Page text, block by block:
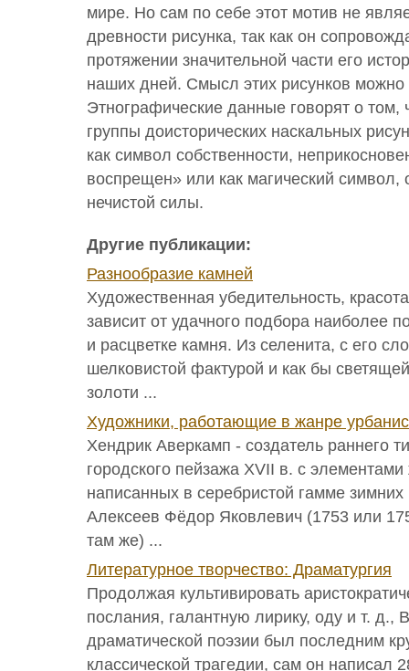
мире. Но сам по себе этот мотив не
древности рисунка, так как он
протяжении значительной части его
наших дней. Смысл этих рисунков можно
Этнографические данные говорят о том,
группы доисторических наскальных
как символ собственности,
воспрещен» или как магический
нечистой силы.
Другие публикации:
Разнообразие камней
Художественная убедительность,
зависит от удачного подбора наиболее
и расцветке камня. Из селенита, с его
шелковистой фактурой и как бы
золоти ...
Художники, работающие в жанре
Хендрик Аверкамп - создатель раннего
городского пейзажа XVII в. с
написанных в серебристой гамме
Алексеев Фёдор Яковлевич (1753 или
там же) ...
Литературное творчество: Драматургия
Продолжая культивировать
послания, галантную лирику, оду и т. д.,
драматической поэзии был последним
классической трагедии, сам он написал